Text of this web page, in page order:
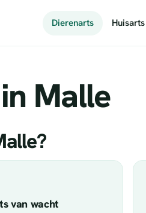
Dierenarts Huisarts
Malle
van wacht